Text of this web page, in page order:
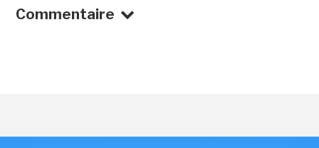
Commentaire